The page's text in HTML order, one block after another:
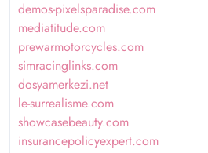
demos-pixelsparadise.com
mediatitude.com
prewarmotorcycles.com
simracinglinks.com
dosyamerkezi.net
le-surrealisme.com
showcasebeauty.com
insurancepolicyexpert.com